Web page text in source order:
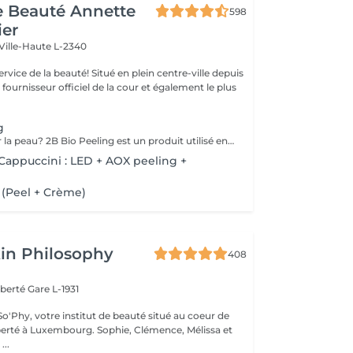
Beauté Annette
598
Haute L-2340
Situé en plein centre-ville depuis
fournisseur officiel de la cour et également le plus
Envie de changer la peau? 2B Bio Peeling est un produit utilisé en micro-dermabrasion manuelle (sans utilisation d'appareillages). Cette méthode d'abrasion de la surface de l'épiderme vise à éliminer les cellules mortes qui forment la couche cornée. Contrairement à d'autres traitements-peelings qui ne travaillent qu'en surface, 2B Bio Peeling déclenche le processus d'exfoliation de l'intérieur. Votre peau est purifiée en profondeur, le métabolisme cellulaire est réactivé, les pores dilatés sont resserrés et la pigmentation est réduite. Un résultat éblouissant qui vous illumine immédiatement.
: LED + AOX peeling +
+ Crème)
Philosophy
408
Gare L-1931
votre institut de beauté situé au coeur de
Sophie, Clémence, Mélissa et